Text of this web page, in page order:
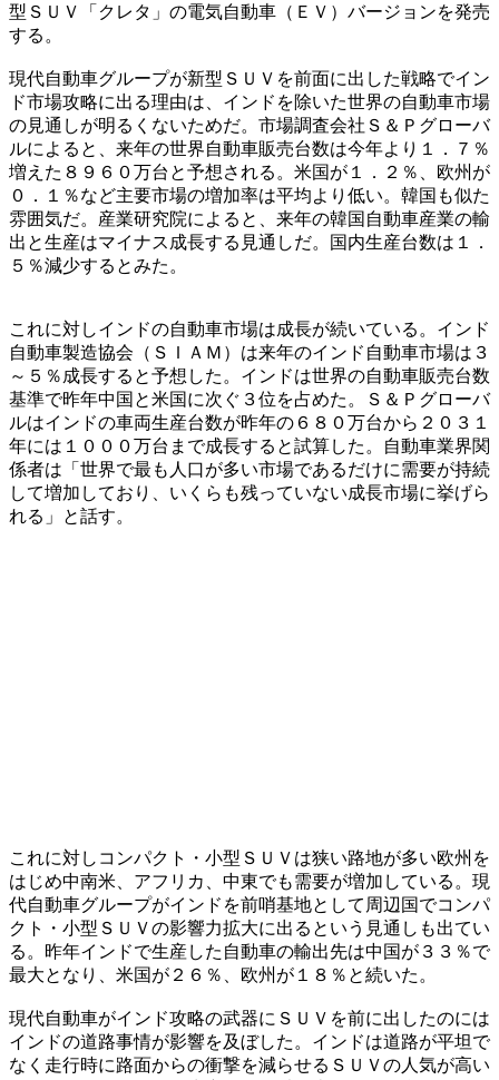
型ＳＵＶ「クレタ」の電気自動車（ＥＶ）バージョンを発売
する。
現代自動車グループが新型ＳＵＶを前面に出した戦略でイン
ド市場攻略に出る理由は、インドを除いた世界の自動車市場
の見通しが明るくないためだ。市場調査会社Ｓ＆Ｐグローバ
ルによると、来年の世界自動車販売台数は今年より１．７％
増えた８９６０万台と予想される。米国が１．２％、欧州が
０．１％など主要市場の増加率は平均より低い。韓国も似た
雰囲気だ。産業研究院によると、来年の韓国自動車産業の輸
出と生産はマイナス成長する見通しだ。国内生産台数は１．
５％減少するとみた。
これに対しインドの自動車市場は成長が続いている。インド
自動車製造協会（ＳＩＡＭ）は来年のインド自動車市場は３
～５％成長すると予想した。インドは世界の自動車販売台数
基準で昨年中国と米国に次ぐ３位を占めた。Ｓ＆Ｐグローバ
ルはインドの車両生産台数が昨年の６８０万台から２０３１
年には１０００万台まで成長すると試算した。自動車業界関
係者は「世界で最も人口が多い市場であるだけに需要が持続
して増加しており、いくらも残っていない成長市場に挙げら
れる」と話す。
これに対しコンパクト・小型ＳＵＶは狭い路地が多い欧州を
はじめ中南米、アフリカ、中東でも需要が増加している。現
代自動車グループがインドを前哨基地として周辺国でコンパ
クト・小型ＳＵＶの影響力拡大に出るという見通しも出てい
る。昨年インドで生産した自動車の輸出先は中国が３３％で
最大となり、米国が２６％、欧州が１８％と続いた。
現代自動車がインド攻略の武器にＳＵＶを前に出したのには
インドの道路事情が影響を及ぼした。インドは道路が平坦で
なく走行時に路面からの衝撃を減らせるＳＵＶの人気が高い